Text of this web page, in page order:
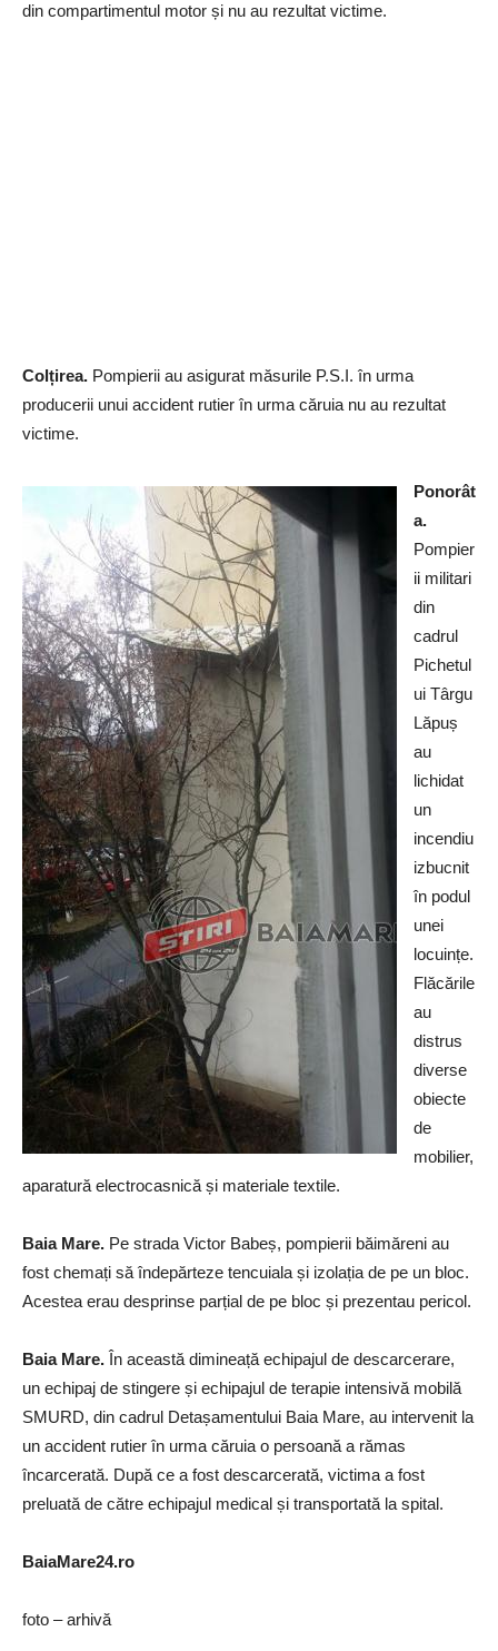
din compartimentul motor și nu au rezultat victime.
Colțirea. Pompierii au asigurat măsurile P.S.I. în urma
producerii unui accident rutier în urma căruia nu au rezultat
victime.
Ponorât
a.
Pompier
ii militari
din
cadrul
Pichetul
ui Târgu
Lăpuș
au
lichidat
un
incendiu
izbucnit
în podul
unei
locuințe.
Flăcările
au
distrus
diverse
obiecte
de
mobilier,
aparatură electrocasnică și materiale textile.
Baia Mare. Pe strada Victor Babeș, pompierii băimăreni au
fost chemați să îndepărteze tencuiala și izolația de pe un bloc.
Acestea erau desprinse parțial de pe bloc și prezentau pericol.
Baia Mare. În această dimineață echipajul de descarcerare,
un echipaj de stingere și echipajul de terapie intensivă mobilă
SMURD, din cadrul Detașamentului Baia Mare, au intervenit la
un accident rutier în urma căruia o persoană a rămas
încarcerată. După ce a fost descarcerată, victima a fost
preluată de către echipajul medical și transportată la spital.
BaiaMare24.ro
foto – arhivă